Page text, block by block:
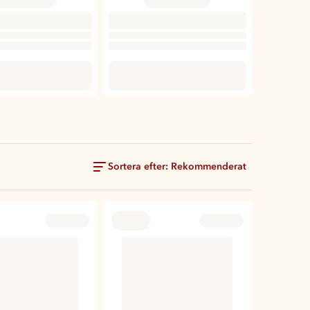
Sortera efter: Rekommenderat